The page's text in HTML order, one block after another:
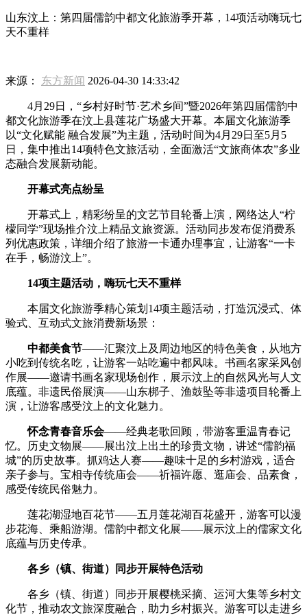
山东汶上：第四届儒韵中都文化旅游季开幕，14项活动嗨玩七
天不重样
来源： 东方新闻 2026-04-30 14:33:42
4月29日，“乡村好时节·艺术乡间”暨2026年第四届儒韵中
都文化旅游季在汶上县莲花广场盛大开幕。本届文化旅游季
以“文化赋能 融合发展”为主题，活动时间为4月29日至5月5
日，集中推出14项特色文旅活动，全面激活“文旅商体农”多业
态融合发展新动能。
开幕式亮点纷呈
开幕式上，精彩纷呈的文艺节目轮番上演，网络达人“柠
檬同学”现场推介汶上精品文旅资源。活动同步发布促消费系
列优惠政策，详细介绍了旅游一卡通办理事宜，让游客“一卡
在手，畅游汶上”。
14项主题活动，嗨玩七天不重样
本届文化旅游季精心策划14项主题活动，打造沉浸式、体
验式、互动式文旅消费新场景：
中都美食节——汇聚汶上及周边地区的特色美食，从地方
小吃到传统名吃，让游客一站吃遍中都风味。书画名家采风创
作展——邀请书画名家现场创作，展示汶上的自然风光与人文
底蕴。非遗民俗展演——山东梆子、渔鼓坠等非遗项目轮番上
演，让游客感受汶上的文化魅力。
怀念青春音乐会——经典老歌回顾，带游客重温青春记
忆。历史文物展——展出汶上出土的珍贵文物，讲述“儒韵福
城”的历史故事。抓鸡达人赛——趣味十足的乡村游戏，适合
亲子参与。宝相寺传统庙会——祈福许愿、逛庙会、品素食，
感受传统民俗魅力。
莲花湖湿地百花节——五月莲花湖百花盛开，游客可以漫
步花海、乘船游湖。儒韵中都文化展——展示汶上的儒家文化
底蕴与历史传承。
各乡（镇、街道）同步开展特色活动
各乡（镇、街道）同步开展樱桃采摘、运河大集等乡村文
化节，推动农文旅深度融合，助力乡村振兴。游客可以走进乡